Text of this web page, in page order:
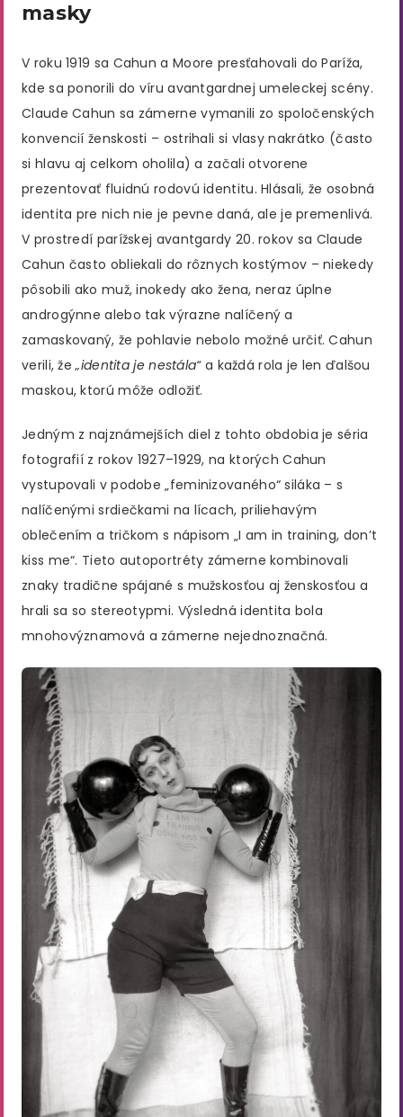
masky
V roku 1919 sa Cahun a Moore presťahovali do Paríža,
kde sa ponorili do víru avantgardnej umeleckej scény.
Claude Cahun sa zámerne vymanili zo spoločenských
konvencií ženskosti – ostrihali si vlasy nakrátko (často
si hlavu aj celkom oholila) a začali otvorene
prezentovať fluidnú rodovú identitu​. Hlásali, že osobná
identita pre nich nie je pevne daná, ale je premenlivá​.
V prostredí parížskej avantgardy 20. rokov sa Claude
Cahun často obliekali do rôznych kostýmov – niekedy
pôsobili ako muž, inokedy ako žena, neraz úplne
androgýnne alebo tak výrazne nalíčený a
zamaskovaný, že pohlavie nebolo možné určiť​. Cahun
verili, že„identita je nestála“a každá rola je len ďalšou
maskou, ktorú môže odložiť.
Jedným z najznámejších diel z tohto obdobia je séria
fotografií z rokov 1927–1929, na ktorých Cahun
vystupovali v podobe „feminizovaného“ siláka – s
nalíčenými srdiečkami na lícach, priliehavým
oblečením a tričkom s nápisom „I am in training, don’t
kiss me“. Tieto autoportréty zámerne kombinovali
znaky tradične spájané s mužskosťou aj ženskosťou a
hrali sa so stereotypmi. Výsledná identita bola
mnohovýznamová a zámerne nejednoznačná.